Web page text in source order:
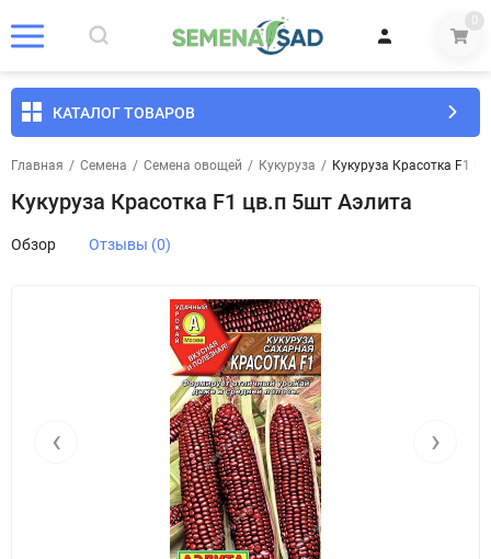
0
КАТАЛОГ ТОВАРОВ
Главная / Семена / Семена овощей / Кукуруза / Кукуруза Красотка F1
Кукуруза Красотка F1 цв.п 5шт Аэлита
Обзор Отзывы (0)
‹ ›